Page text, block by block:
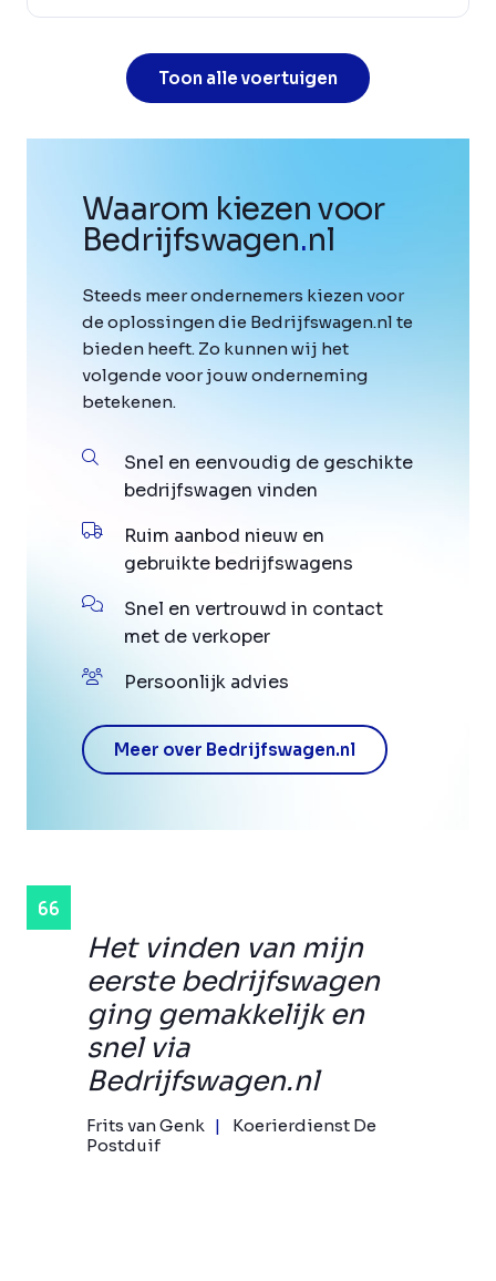
Toon alle voertuigen
Het vinden van mijn
eerste bedrijfswagen
ging gemakkelijk en
snel via
Bedrijfswagen.nl
Frits van Genk
Koerierdienst De
Postduif
Waarom kiezen voor
Bedrijfswagen.nl
Steeds meer ondernemers kiezen voor
de oplossingen die Bedrijfswagen.nl te
bieden heeft. Zo kunnen wij het
volgende voor jouw onderneming
betekenen.
Snel en eenvoudig de geschikte
bedrijfswagen vinden
Ruim aanbod nieuw en
gebruikte bedrijfswagens
Snel en vertrouwd in contact
met de verkoper
Persoonlijk advies
Meer over Bedrijfswagen.nl